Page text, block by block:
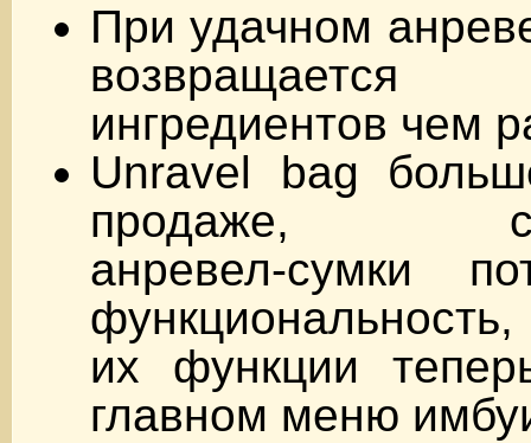
При удачном
ингредиентов чем
Unravel bag
продаже,
анревел-сумки
функциональность,
их функции
главном меню